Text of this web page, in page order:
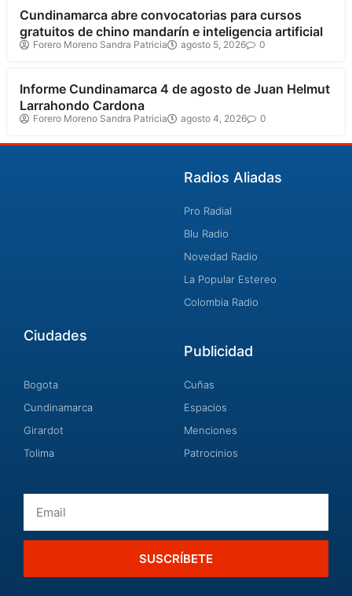
Cundinamarca abre convocatorias para cursos
gratuitos de chino mandarín e inteligencia artificial
Forero Moreno Sandra Patricia agosto 5, 2026 0
Cundinamarca
Informe Cundinamarca 4 de agosto de Juan Helmut
Larrahondo Cardona
Forero Moreno Sandra Patricia agosto 4, 2026 0
Radios Aliadas
Pro Radial
Blu Radio
Novedad Radio
La Popular Estereo
Colombia Radio
Ciudades
Bogota
Cundinamarca
Girardot
Tolima
Publicidad
Cuñas
Espacios
Menciones
Patrocinios
SUSCRÍBETE